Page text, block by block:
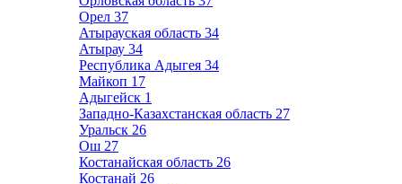
Орел 37
Атырауская область 34
Атырау 34
Республика Адыгея 34
Майкоп 17
Адыгейск 1
Западно-Казахстанская область 27
Уральск 26
Ош 27
Костанайская область 26
Костанай 26